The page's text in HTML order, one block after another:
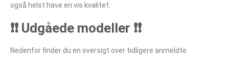
også helst have en vis kvalitet.
❗❗ Udgåede modeller ❗❗
Nedenfor finder du en oversigt over tidligere anmeldte